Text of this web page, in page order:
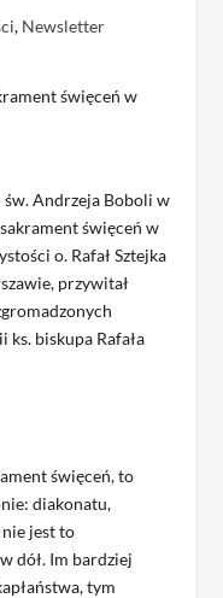
, Newsletter
św. Andrzeja Boboli w
święceń w
o. Rafał Sztejka
przywitał
biskupa Rafała
święceń, to
diakonatu,
nie jest to
dół. Im bardziej
tym